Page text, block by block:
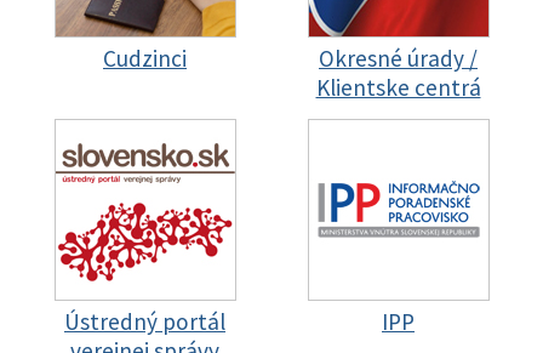
Cudzinci
Okresné úrady /
Klientske centrá
Ústredný portál
IPP